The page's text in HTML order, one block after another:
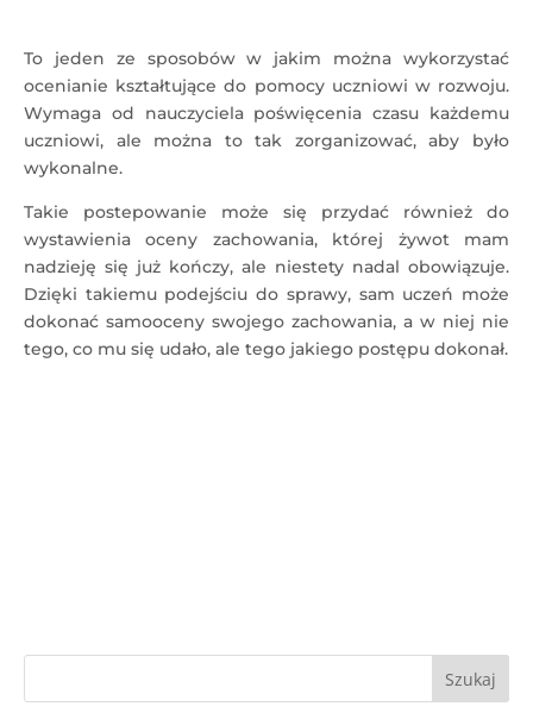
To jeden ze sposobów w jakim można wykorzystać
ocenianie kształtujące do pomocy uczniowi w rozwoju.
Wymaga od nauczyciela poświęcenia czasu każdemu
uczniowi, ale można to tak zorganizować, aby było
wykonalne.
Takie postepowanie może się przydać również do
wystawienia oceny zachowania, której żywot mam
nadzieję się już kończy, ale niestety nadal obowiązuje.
Dzięki takiemu podejściu do sprawy, sam uczeń może
dokonać samooceny swojego zachowania, a w niej nie
tego, co mu się udało, ale tego jakiego postępu dokonał.
Szukaj